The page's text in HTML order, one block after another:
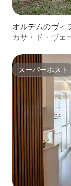
オルデムのヴィ
カサ・ド・ヴェ
スーパーホスト
スーパーホスト